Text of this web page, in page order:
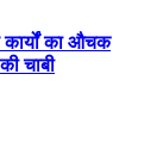
कार्यों का औचक
चाबी